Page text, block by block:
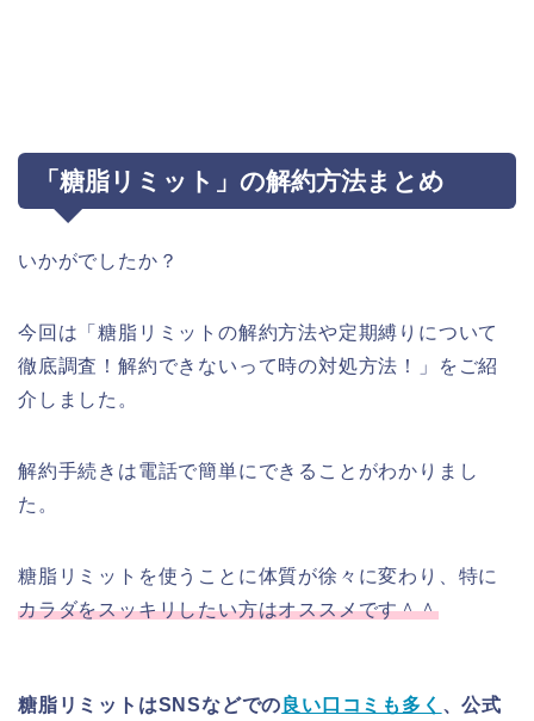
「糖脂リミット」の解約方法まとめ
いかがでしたか？
今回は「糖脂リミットの解約方法や定期縛りについて
徹底調査！解約できないって時の対処方法！」をご紹
介しました。
解約手続きは電話で簡単にできることがわかりまし
た。
糖脂リミットを使うことに体質が徐々に変わり、特に
カラダをスッキリしたい方はオススメです＾＾
糖脂リミットはSNSなどでの 良い口コミも多く 、公式